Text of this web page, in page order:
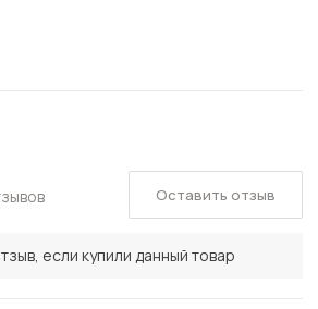
если купили данный товар
Оставить отзыв